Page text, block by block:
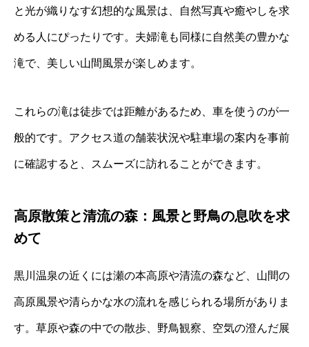
と光が織りなす幻想的な風景は、自然写真や癒やしを求
める人にぴったりです。夫婦滝も同様に自然美の豊かな
滝で、美しい山間風景が楽しめます。
これらの滝は徒歩では距離があるため、車を使うのが一
般的です。アクセス道の舗装状況や駐車場の案内を事前
に確認すると、スムーズに訪れることができます。
高原散策と清流の森：風景と野鳥の息吹を求
めて
黒川温泉の近くには瀬の本高原や清流の森など、山間の
高原風景や清らかな水の流れを感じられる場所がありま
す。草原や森の中での散歩、野鳥観察、空気の澄んだ展